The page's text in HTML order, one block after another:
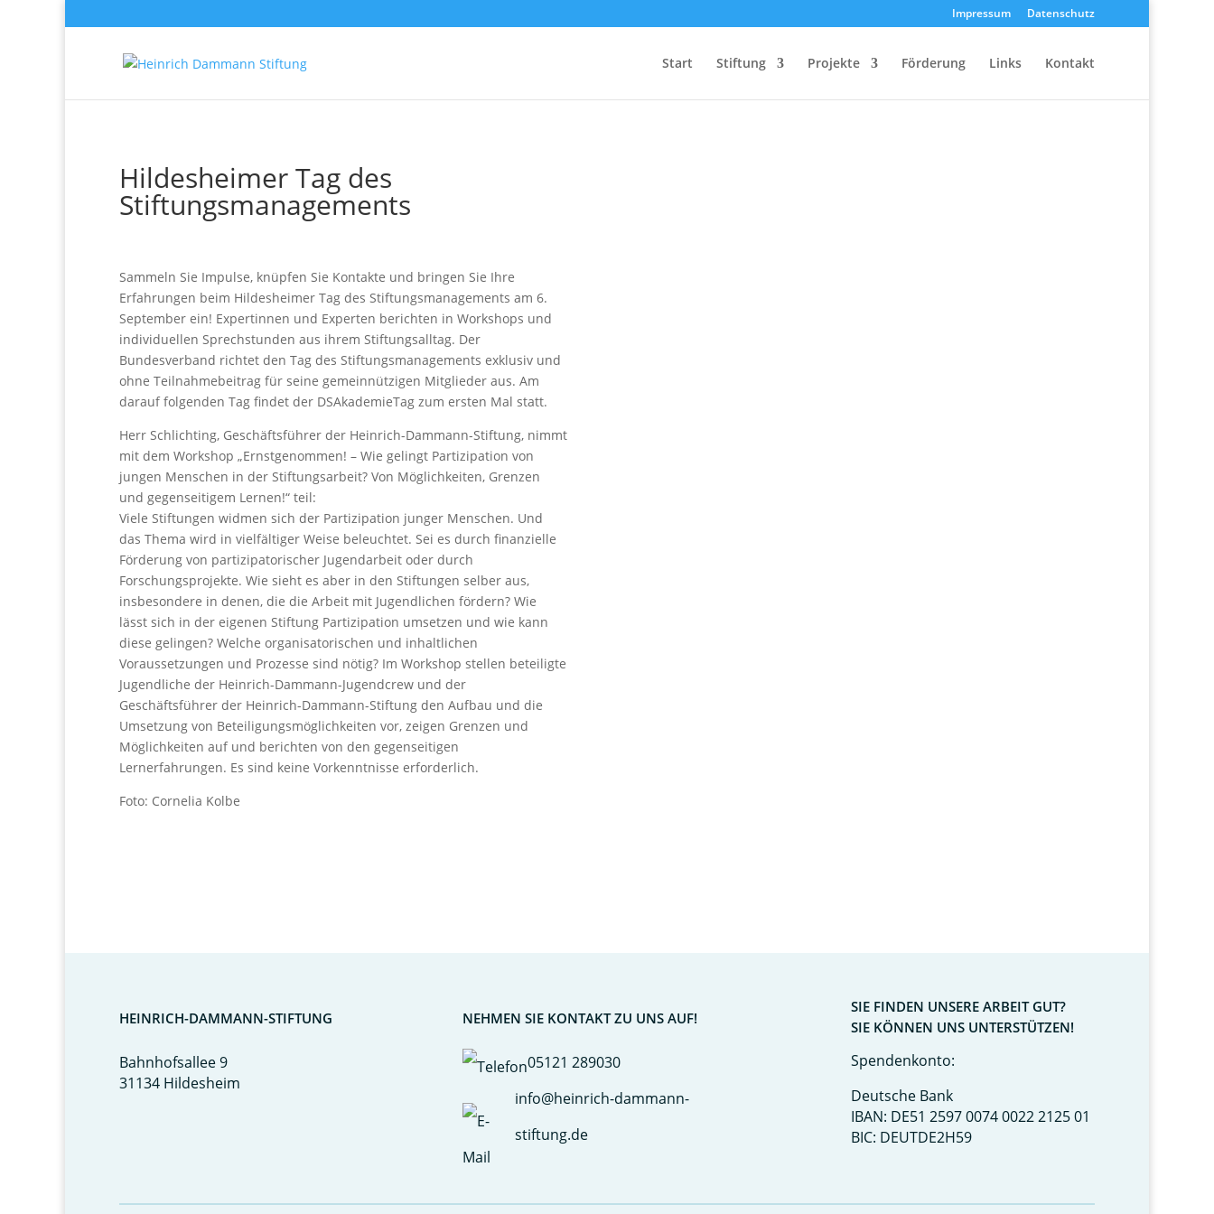
Impressum Datenschutz
Start Stiftung Projekte Förderung Links Kontakt
Hildesheimer Tag des
Stiftungsmanagements
Sammeln Sie Impulse, knüpfen Sie Kontakte und bringen Sie Ihre
Erfahrungen beim Hildesheimer Tag des Stiftungsmanagements am 6.
September ein! Expertinnen und Experten berichten in Workshops und
individuellen Sprechstunden aus ihrem Stiftungsalltag. Der
Bundesverband richtet den Tag des Stiftungsmanagements exklusiv und
ohne Teilnahmebeitrag für seine gemeinnützigen Mitglieder aus. Am
darauf folgenden Tag findet der DSAkademieTag zum ersten Mal statt.
Herr Schlichting, Geschäftsführer der Heinrich-Dammann-Stiftung, nimmt
mit dem Workshop „Ernstgenommen! – Wie gelingt Partizipation von
jungen Menschen in der Stiftungsarbeit? Von Möglichkeiten, Grenzen
und gegenseitigem Lernen!“ teil:
Viele Stiftungen widmen sich der Partizipation junger Menschen. Und
das Thema wird in vielfältiger Weise beleuchtet. Sei es durch finanzielle
Förderung von partizipatorischer Jugendarbeit oder durch
Forschungsprojekte. Wie sieht es aber in den Stiftungen selber aus,
insbesondere in denen, die die Arbeit mit Jugendlichen fördern? Wie
lässt sich in der eigenen Stiftung Partizipation umsetzen und wie kann
diese gelingen? Welche organisatorischen und inhaltlichen
Voraussetzungen und Prozesse sind nötig? Im Workshop stellen beteiligte
Jugendliche der Heinrich-Dammann-Jugendcrew und der
Geschäftsführer der Heinrich-Dammann-Stiftung den Aufbau und die
Umsetzung von Beteiligungsmöglichkeiten vor, zeigen Grenzen und
Möglichkeiten auf und berichten von den gegenseitigen
Lernerfahrungen. Es sind keine Vorkenntnisse erforderlich.
Foto: Cornelia Kolbe
HEINRICH-DAMMANN-STIFTUNG
Bahnhofsallee 9
31134 Hildesheim
NEHMEN SIE KONTAKT ZU UNS AUF!
05121 289030
info@heinrich-dammann-
stiftung.de
SIE FINDEN UNSERE ARBEIT GUT?
SIE KÖNNEN UNS UNTERSTÜTZEN!
Spendenkonto:
Deutsche Bank
IBAN: DE51 2597 0074 0022 2125 01
BIC: DEUTDE2H59